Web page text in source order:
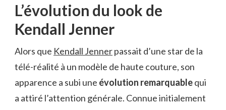
L’évolution du look de
Kendall Jenner
Alors que Kendall Jennerpassait d’une star de la
télé-réalité à un modèle de haute couture, son
apparence a subi une évolution remarquablequi
a attiré l’attention générale. Connue initialement